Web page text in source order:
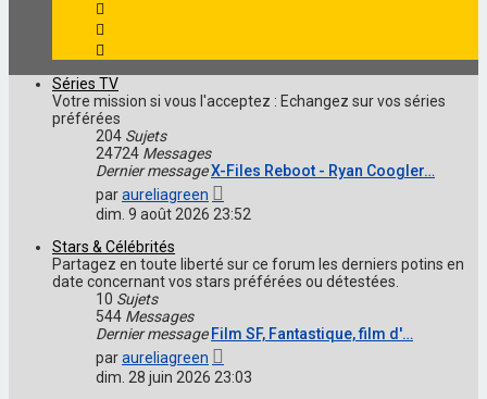
Séries TV
Votre mission si vous l'acceptez : Echangez sur vos séries
préférées
204 Sujets
24724 Messages
Dernier messageX-Files Reboot - Ryan Coogler…
paraureliagreen
le
dernier
dim. 9 août 2026 23:52
Stars & Célébrités
Partagez en toute liberté sur ce forum les derniers potins en
date concernant vos stars préférées ou détestées.
10 Sujets
544 Messages
Dernier message Film SF, Fantastique, film d'…
paraureliagreen
le
dernier
dim. 28 juin 2026 23:03